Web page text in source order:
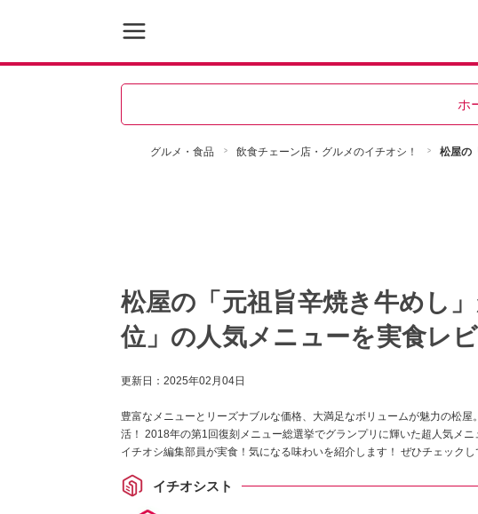
ホ
グルメ・食品 飲食チェーン店・グルメのイチオシ！ 松屋の
松屋の「元祖旨辛焼き牛めし
位」の人気メニューを実食レ
更新日： 2025年02月04日
豊富なメニューとリーズナブルな価格、大満足なボリュームが魅力の松
活！ 2018年の第1回復刻メニュー総選挙でグランプリに輝いた超人気メ
イチオシ編集部員が実食！気になる味わいを紹介します！ ぜひチェックし
イチオシスト